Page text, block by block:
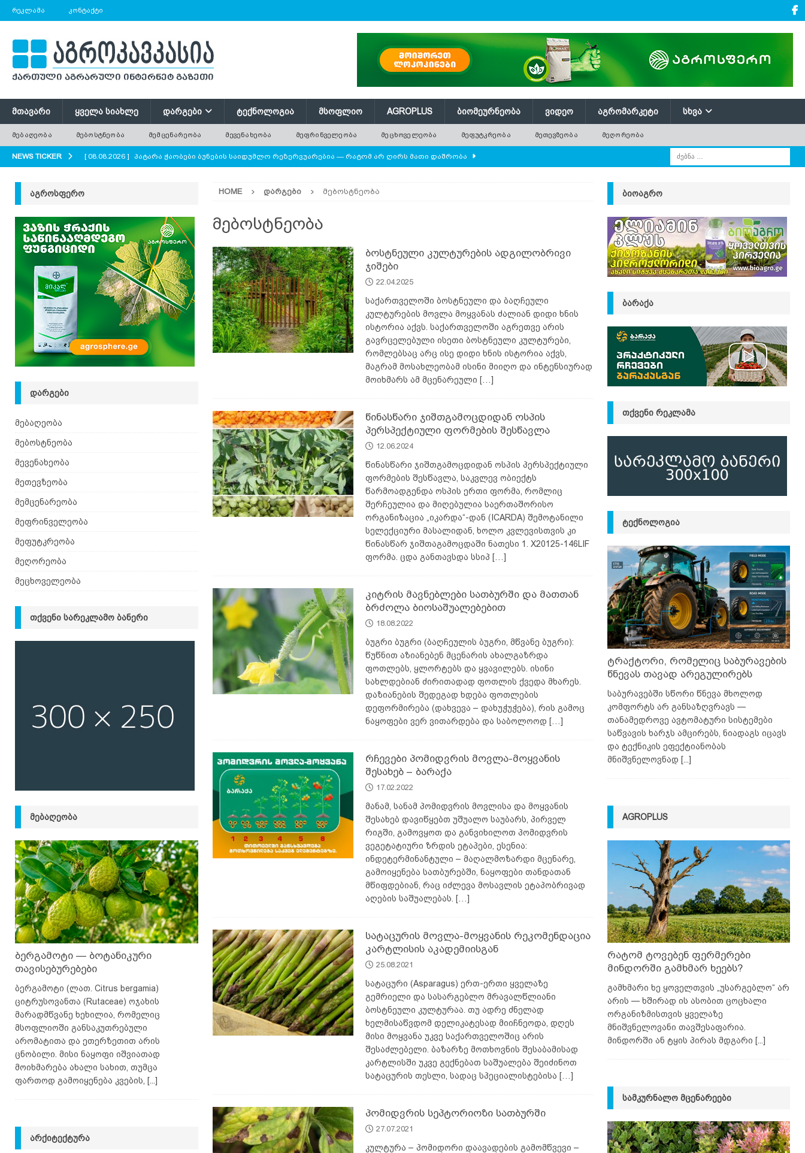
ᲠᲔᲙᲚᲐᲛᲐ ᲙᲝᲜᲢᲐᲥᲢᲘ
ᲛᲗᲐᲕᲐᲠᲘ ᲧᲕᲔᲚᲐ ᲡᲘᲐᲮᲚᲔ ᲓᲐᲠᲒᲔᲑᲘ ᲢᲔᲥᲜᲝᲚᲝᲒᲘᲐ ᲛᲡᲝᲤᲚᲘᲝ AGROPLUS ᲑᲘᲝᲛᲔᲣᲠᲜᲔᲝᲑᲐ ᲕᲘᲓᲔᲝ ᲐᲒᲠᲝᲛᲐᲠᲙᲔᲢᲘ ᲡᲮᲕᲐ
ᲛᲔᲑᲐᲦᲔᲝᲑᲐ ᲛᲔᲑᲝᲡᲢᲜᲔᲝᲑᲐ ᲛᲔᲛᲪᲔᲜᲐᲠᲔᲝᲑᲐ ᲛᲔᲕᲔᲜᲐᲮᲔᲝᲑᲐ ᲛᲔᲤᲠᲘᲜᲕᲔᲚᲔᲝᲑᲐ ᲛᲔᲪᲮᲝᲕᲔᲚᲔᲝᲑᲐ ᲛᲔᲤᲣᲢᲙᲠᲔᲝᲑᲐ ᲛᲔᲗᲔᲕᲖᲔᲝᲑᲐ ᲛᲔᲦᲝᲠᲔᲝᲑᲐ
NEWS TICKER [ 08.08.2026 ] პატარა ჭაობები ბუნების საიდუმლო რეზერვუარებია — რატომ არ ღირს მათი დაშრობა
რა უნდა გავითვალისწინოთ ციცრის მოშენების დროს ᲛᲔᲤᲠᲘᲜᲕᲔᲚᲔᲝᲑᲐ
[ 08.08.2026 ] ზაანენური ჯიშის თხა შვეიცარიიდან ᲛᲔᲪᲮᲝᲕᲔᲚᲔᲝᲑᲐ
[ 08.08.2026 ] დედა ფუტკრების ხელოვნური გამოყვანა – რამდენიმე მეთოდი
[ 08.08.2026 ] ქაცვი – სამკურნალო მცენარე, რეცეპტები ᲡᲐᲛᲙᲣᲠᲜᲐᲚᲝ ᲛᲪᲔᲜᲐᲠᲔᲔᲑᲘ
HOME ᲓᲐᲠᲒᲔᲑᲘ მებოსტნეობა
მებოსტნეობა
ბოსტნეული კულტურების ადგილობრივი
ჯიშები
22.04.2025
საქართველოში ბოსტნეული და ბაღჩეული
კულტურების მოვლა მოყვანას ძალიან დიდი ხნის
ისტორია აქვს. საქართველოში აგრეთვე არის
გავრცელებული ისეთი ბოსტნეული კულტურები,
რომლებსაც არც ისე დიდი ხნის ისტორია აქვს,
მაგრამ მოსახლეობამ ისინი მიიღო და ინტენსიურად
მოიხმარს ამ მცენარეული […]
წინასწარი ჯიშთგამოცდიდან ოსპის
პერსპექტიული ფორმების შესწავლა
12.06.2024
წინასწარი ჯიშთგამოცდიდან ოსპის პერსპექტიული
ფორმების შესწავლა, საკვლევ ობიექტს
წარმოადგენდა ოსპის ერთი ფორმა, რომლიც
შერჩეულია და მიღებულია საერთაშორისო
ორგანიზაცია „იკარდა“-დან (ICARDA) შემოტანილი
სელექციური მასალიდან, ხოლო კვლევისთვის კი
წინასწარ ჯიშთაგამოცდაში ნათესი 1. X20125-146LIF
ფორმა. ცდა განთავსდა სსიპ […]
კიტრის მავნებლები სათბურში და მათთან
ბრძოლა ბიოსაშუალებებით
18.08.2022
ბუგრი ბუგრი (ბაღჩეულის ბუგრი, მწვანე ბუგრი):
წუწნით აზიანებენ მცენარის ახალგაზრდა
ფოთლებს, ყლორტებს და ყვავილებს. ისინი
სახლდებიან ძირითადად ფოთლის ქვედა მხარეს.
დაზიანების შედეგად ხდება ფოთლების
დეფორმირება (დახვევა – დახუჭუჭება), რის გამოც
ნაყოფები ვერ ვითარდება და საბოლოოდ […]
რჩევები პომიდვრის მოვლა-მოყვანის
შესახებ – ბარაქა
17.02.2022
მანამ, სანამ პომიდვრის მოვლისა და მოყვანის
შესახებ დავიწყებთ უშუალო საუბარს, პირველ
რიგში, გამოვყოთ და განვიხილოთ პომიდვრის
ვეგეტატიური ზრდის ეტაპები, ესენია:
ინდეტერმინანტული – მაღალმოზარდი მცენარე,
გამოიყენება სათბურებში, ნაყოფები თანდათან
მწიფდებიან, რაც იძლევა მოსავლის ეტაპობრივად
აღების საშუალებას.
[…]
სატაცურის მოვლა-მოყვანის რეკომენდაცია
კარტლისის აკადემიისგან
25.08.2021
სატაცური (Asparagus) ერთ-ერთი ყველაზე
გემრიელი და სასარგებლო მრავალწლიანი
ბოსტნეული კულტურაა. თუ ადრე ძნელად
ხელმისაწვდომ დელიკატესად მიიჩნეოდა, დღეს
მისი მოყვანა უკვე საქართველოშიც არის
შესაძლებელი. ბაზარზე მოთხოვნის შესაბამისად
კარტლისში უკვე გექნებათ საშუალება შეიძინოთ
სატაცურის თესლი, სადაც სპეციალისტებისა […]
პომიდვრის სეპტორიოზი სათბურში
27.07.2021
კულტურა – პომიდორი დაავადების გამომწვევი –
ᲐᲒᲠᲝᲡᲤᲔᲠᲝ
ᲓᲐᲠᲒᲔᲑᲘ
მებაღეობა
მებოსტნეობა
მევენახეობა
მეთევზეობა
მემცენარეობა
მეფრინველეობა
მეფუტკრეობა
მეღორეობა
მეცხოველეობა
ᲗᲥᲕᲔᲜᲘ ᲡᲐᲠᲔᲙᲚᲐᲛᲝ ᲑᲐᲜᲔᲠᲘ
ᲛᲔᲑᲐᲦᲔᲝᲑᲐ
ბერგამოტი — ბოტანიკური
თავისებურებები
ბერგამოტი (ლათ. Citrus bergamia)
ციტრუსოვანთა (Rutaceae) ოჯახის
მარადმწვანე ხეხილია, რომელიც
მსოფლიოში განსაკუთრებული
არომატითა და ეთერზეთით არის
ცნობილი. მისი ნაყოფი იშვიათად
მოიხმარება ახალი სახით, თუმცა
ფართოდ გამოიყენება კვების,
[...]
ᲐᲠᲥᲘᲢᲔᲥᲢᲣᲠᲐ
ᲑᲘᲝᲐᲒᲠᲝ
ᲑᲐᲠᲐᲥᲐ
ᲗᲥᲕᲔᲜᲘ ᲠᲔᲙᲚᲐᲛᲐ
ᲢᲔᲥᲜᲝᲚᲝᲒᲘᲐ
ტრაქტორი, რომელიც საბურავების
წნევას თავად არეგულირებს
საბურავებში სწორი წნევა მხოლოდ
კომფორტს არ განსაზღვრავს —
თანამედროვე ავტომატური სისტემები
საწვავის ხარჯს ამცირებს, ნიადაგს იცავს
და ტექნიკის ეფექტიანობას
მნიშვნელოვნად [...]
AGROPLUS
რატომ ტოვებენ ფერმერები
მინდორში გამხმარ ხეებს?
გამხმარი ხე ყოველთვის „უსარგებლო“ არ
არის — ხშირად ის ასობით ცოცხალი
ორგანიზმისთვის ყველაზე
მნიშვნელოვანი თავშესაფარია.
მინდორში ან ტყის პირას მდგარი [...]
ᲡᲐᲛᲙᲣᲠᲜᲐᲚᲝ ᲛᲪᲔᲜᲐᲠᲔᲔᲑᲘ